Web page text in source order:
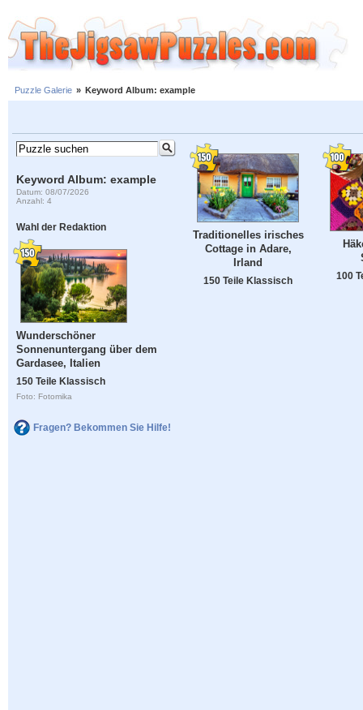
Puzzle Galerie » Keyword Album: example
Keyword Album: example
Datum: 08/07/2026
Anzahl: 4
Wahl der Redaktion
Wunderschöner
Sonnenuntergang über dem
Gardasee, Italien
150 Teile Klassisch
Foto: Fotomika
Fragen? Bekommen Sie Hilfe!
Traditionelles irisches
Cottage in Adare,
Irland
150 Teile Klassisch 100